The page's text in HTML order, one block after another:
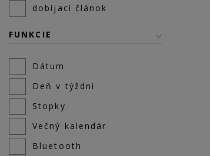
dobíjací článok
FUNKCIE
Dátum
Deň v týždni
Stopky
Večný kalendár
Bluetooth